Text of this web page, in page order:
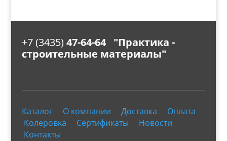
+7 (3435) 47-64-64 "Практика -
строительные материалы"
Каталог О компании Доставка
Оплата
Колеровка
Сертификаты
Новости
Контакты